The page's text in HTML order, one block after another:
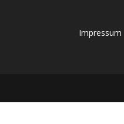
Impressum